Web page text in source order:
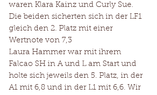
waren Klara Kainz und Curly Sue.
Die beiden sicherten sich in der LF1
gleich den 2. Platz mit einer
Wertnote von 7,3
Laura Hammer war mit ihrem
Falcao SH in A und L am Start und
holte sich jeweils den 5. Platz, in der
A1 mit 6,8 und in der L1 mit 6,6. Wir